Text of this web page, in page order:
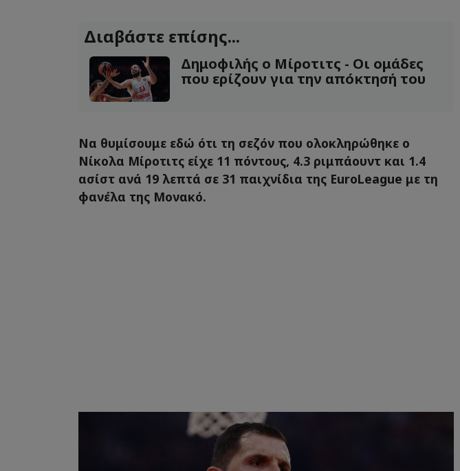
Διαβάστε επίσης...
Δημοφιλής ο Μίροτιτς - Οι ομάδες
που ερίζουν για την απόκτησή του
Να θυμίσουμε εδώ ότι τη σεζόν που ολοκληρώθηκε o
Nίκολα Μίροτιτς είχε 11 πόντους, 4.3 ριμπάουντ και 1.4
ασίστ ανά 19 λεπτά σε 31 παιχνίδια της EuroLeague με τη
φανέλα της Μονακό.